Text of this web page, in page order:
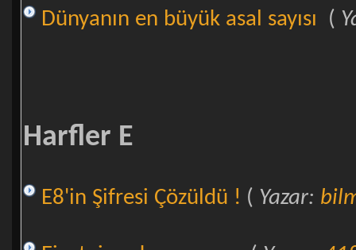
Dünyanın en büyük asal sayısı (
Harfler E
E8'in Şifresi Çözüldü ! ( Yazar: